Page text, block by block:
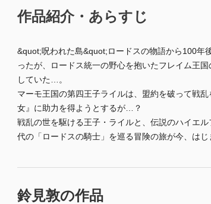
作品紹介・あらすじ
&quot;呪われた島&quot;ロードスの物語から100
ったが、ロードス統一の野心を抱いたフレイム王
していた…。
マーモ王国の第四王子ライルは、盟約を破って戦
女』に助力を得ようとするが…？
戦乱の世を駆ける王子・ライルと、伝説のハイエ
代の「ロードスの騎士」を巡る冒険の旅が今、はじ
鈴見敦の作品